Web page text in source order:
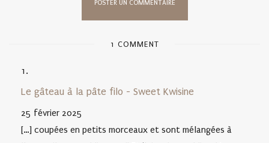
1 COMMENT
Le gâteau à la pâte filo - Sweet Kwisine
25 février 2025
[…] coupées en petits morceaux et sont mélangées à